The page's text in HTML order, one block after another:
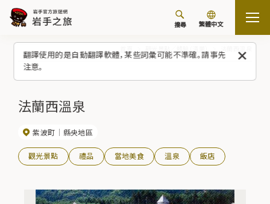
翻譯使用的是自動翻譯軟體，某些詞彙可能不準確。請事先
注意。
搜尋 繁體中文
法蘭西溫泉
紫波町 縣央地區
觀光景點 禮品 當地美食 溫泉 飯店